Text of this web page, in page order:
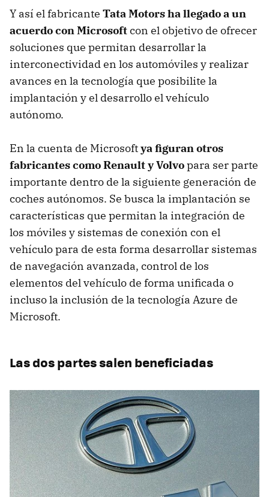
Y así el fabricante Tata Motors ha llegado a un
acuerdo con Microsoftcon el objetivo de ofrecer
soluciones que permitan desarrollar la
interconectividad en los automóviles y realizar
avances en la tecnología que posibilite la
implantación y el desarrollo el vehículo
autónomo.
En la cuenta de Microsoftya figuran otros
fabricantes como Renault y Volvopara ser parte
importante dentro de la siguiente generación de
coches autónomos. Se busca la implantación se
características que permitan la integración de
los móviles y sistemas de conexión con el
vehículo para de esta forma desarrollar sistemas
de navegación avanzada, control de los
elementos del vehículo de forma unificada o
incluso la inclusión de la tecnología Azure de
Microsoft.
Las dos partes salen beneficiadas